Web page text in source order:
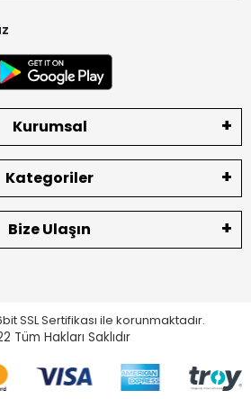
Kurumsal
Kategoriler
Bize Ulaşın
SSL Sertifikası ile korunmaktadır.
Tüm Hakları Saklıdır